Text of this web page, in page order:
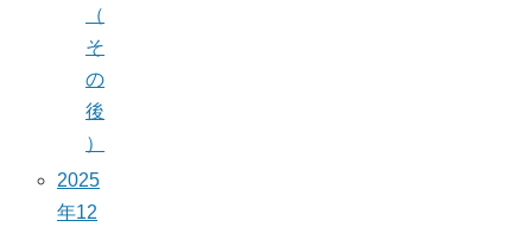
（
そ
の
後
）
2025
年12